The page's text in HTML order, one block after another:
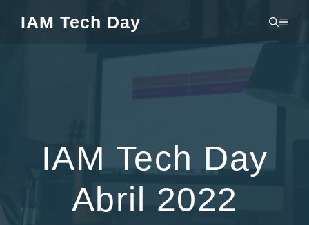
paraIAM Tech Day
IAM Tech Day
Abril 2022